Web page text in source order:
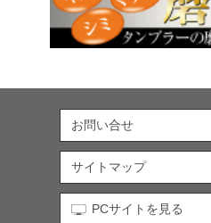
お問い合せ
サイトマップ
PCサイトを見る